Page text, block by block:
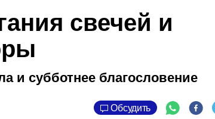
свечей и
и субботнее благословение
Обсудить